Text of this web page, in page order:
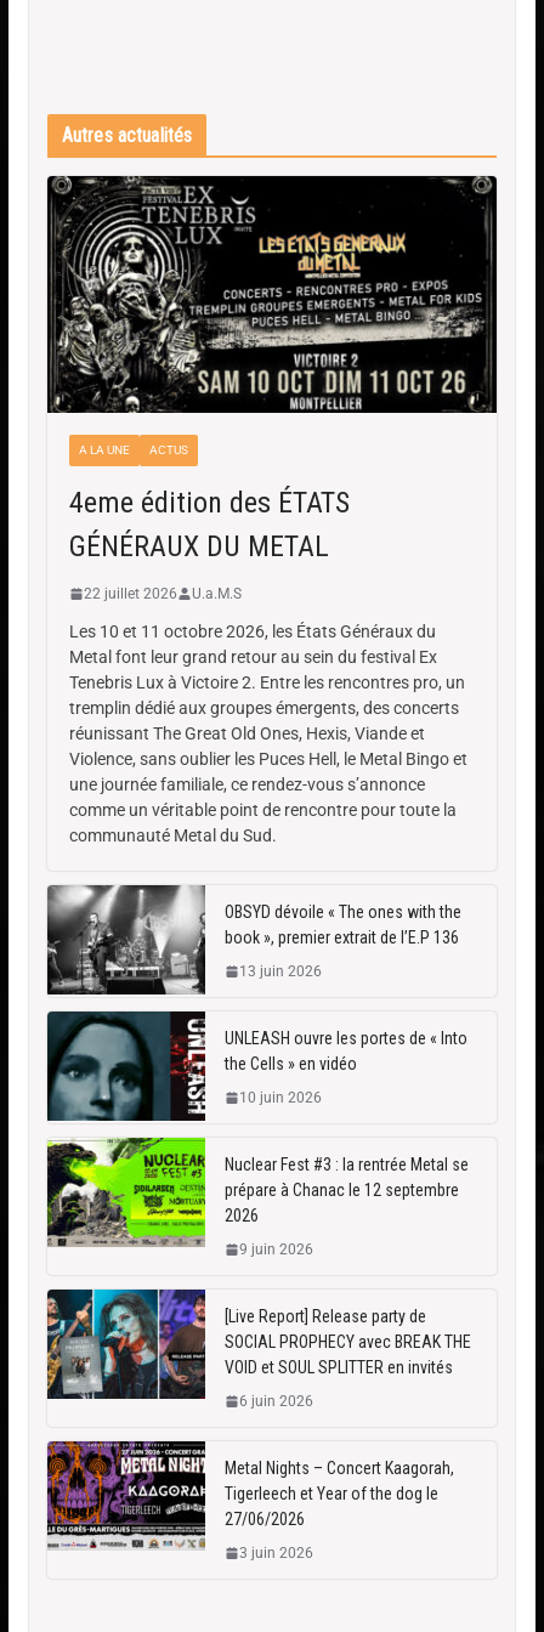
Autres actualités
A LA UNE ACTUS
4eme édition des ÉTATS
GÉNÉRAUX DU METAL
22 juillet 2026 U.a.M.S
Les 10 et 11 octobre 2026, les États Généraux du
Metal font leur grand retour au sein du festival Ex
Tenebris Lux à Victoire 2. Entre les rencontres pro, un
tremplin dédié aux groupes émergents, des concerts
réunissant The Great Old Ones, Hexis, Viande et
Violence, sans oublier les Puces Hell, le Metal Bingo et
une journée familiale, ce rendez-vous s’annonce
comme un véritable point de rencontre pour toute la
communauté Metal du Sud.
OBSYD dévoile « The ones with the
book », premier extrait de l’E.P 136
13 juin 2026
UNLEASH ouvre les portes de « Into
the Cells » en vidéo
10 juin 2026
Nuclear Fest #3 : la rentrée Metal se
prépare à Chanac le 12 septembre
2026
9 juin 2026
[Live Report] Release party de
SOCIAL PROPHECY avec BREAK THE
VOID et SOUL SPLITTER en invités
6 juin 2026
Metal Nights – Concert Kaagorah,
Tigerleech et Year of the dog le
27/06/2026
3 juin 2026